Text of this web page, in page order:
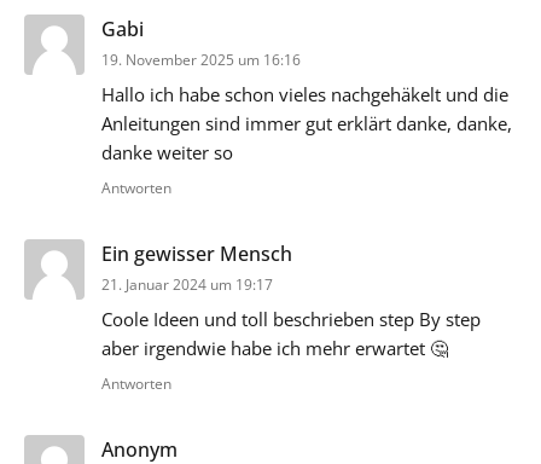
Gabi
19. November 2025 um 16:16
Hallo ich habe schon vieles nachgehäkelt und die
Anleitungen sind immer gut erklärt danke, danke,
danke weiter so
Antworten
Ein gewisser Mensch
21. Januar 2024 um 19:17
Coole Ideen und toll beschrieben step By step
aber irgendwie habe ich mehr erwartet 🤔
Antworten
Anonym